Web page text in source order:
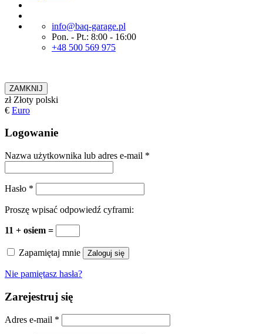
info@baq-garage.pl
Pon. - Pt.: 8:00 - 16:00
+48 500 569 975
ZAMKNIJ
zł Złoty polski
€ Euro
Logowanie
Nazwa użytkownika lub adres e-mail *
Hasło *
Proszę wpisać odpowiedź cyframi:
11 + osiem =
Zapamiętaj mnie Zaloguj się
Nie pamiętasz hasła?
Zarejestruj się
Adres e-mail *